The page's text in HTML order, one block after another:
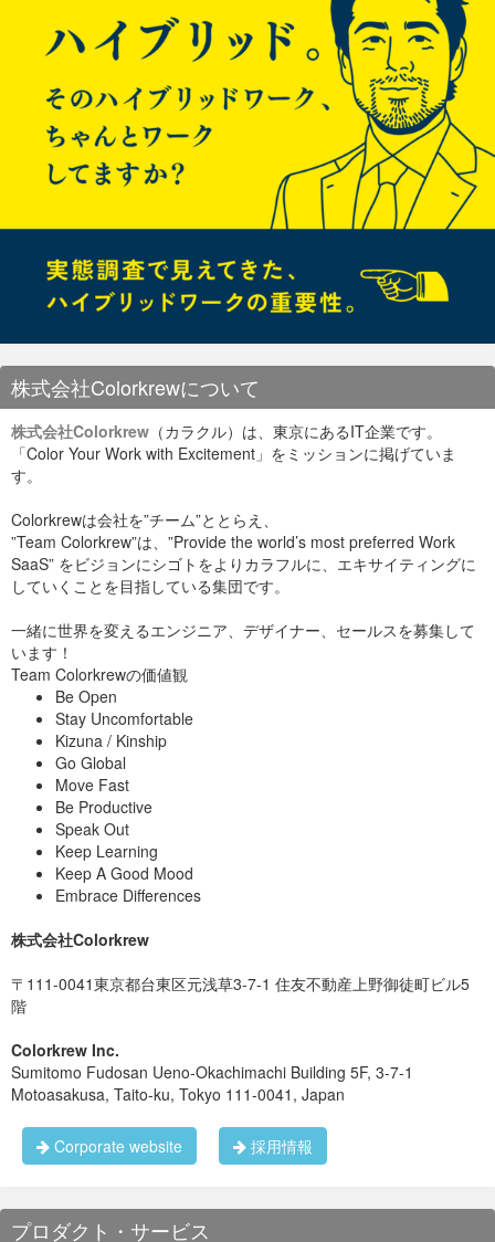
登録keyの一覧に表示されたら無事登録は完了です。
再びsource treeに戻ります。
ではgitlabのリポジトリをcloneします。「新規／クローンを作
今回は、gitlabのリポジトリを使いますので、「リポジトリを
クローン」タブを選択して、 ・元のパス/URLにgitlabの接続
の接続が出来ますが、gitであったりsshでも接続出来る方法な
ら何でも大丈夫です。 入力したら自動で接続確認が行われ
て接続成功・失敗が確認出来ます。 ・保存先のパスにクロー
マークはそのまま選択状態にしておきます。 ・名前は
sourcetree上で表示される名前なので、どのリポジトリかわか
るような名前を付けておいてください。
必要事項を入力したら「クローン」でスタートです。
データ量によりますが、しばらく待つと保存先のパスにクロー
ンが完了します。
無事登録されました。これでsourcetreeからgitライフが可能と
なります。
基本的な作業として、pushするまではこんな感じです。 PC側
でファイルの修正をすると変更アイコンに変わりますので「追
加」をクリックするかファイルの所をクリックします。
株式会社Colorkrewについて
株式会社Colorkrew （カラクル）は、東京にあるIT企業です。
「Color Your Work with Excitement」をミッションに掲げていま
す。
Colorkrewは会社を”チーム”ととらえ、
”Team Colorkrew”は、”Provide the world’s most preferred Work
SaaS” をビジョンにシゴトをよりカラフルに、エキサイティングに
していくことを目指している集団です。
一緒に世界を変えるエンジニア、デザイナー、セールスを募集して
います！
Team Colorkrewの価値観
Be Open
Stay Uncomfortable
Kizuna / Kinship
Go Global
Move Fast
Be Productive
Speak Out
Keep Learning
Keep A Good Mood
Embrace Differences
株式会社Colorkrew
〒111-0041東京都台東区元浅草3-7-1 住友不動産上野御徒町ビル5
階
Colorkrew Inc.
Sumitomo Fudosan Ueno-Okachimachi Building 5F, 3-7-1
Motoasakusa, Taito-ku, Tokyo 111-0041, Japan
Corporate website 採用情報
プロダクト・サービス